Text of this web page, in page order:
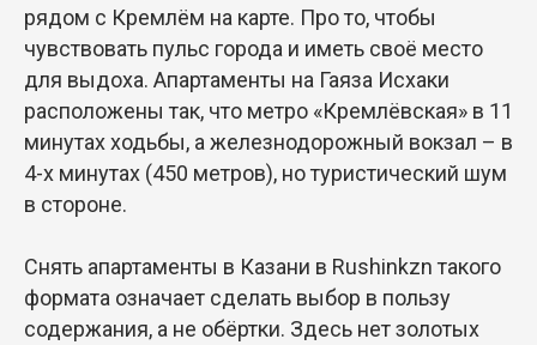
рядом с Кремлём на карте. Про то, чтобы
чувствовать пульс города и иметь своё место
для выдоха. Апартаменты на Гаяза Исхаки
расположены так, что метро «Кремлёвская» в 11
минутах ходьбы, а железнодорожный вокзал – в
4-х минутах (450 метров), но туристический шум
в стороне.
Снять апартаменты в Казани в Rushinkzn такого
формата означает сделать выбор в пользу
содержания, а не обёртки. Здесь нет золотых